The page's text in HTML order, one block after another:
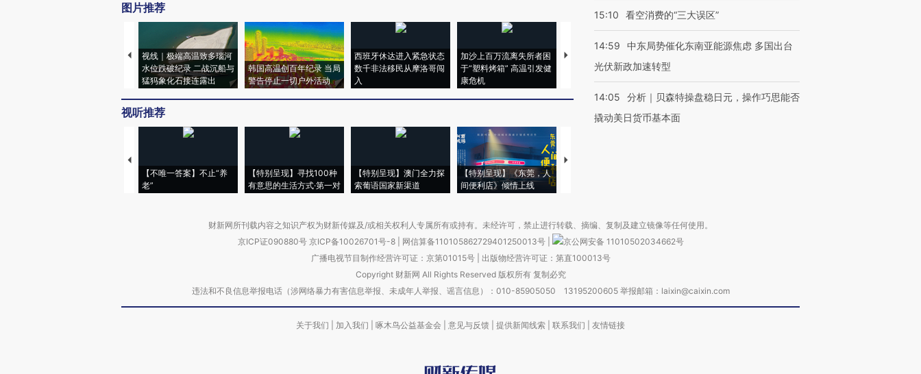
图片推荐
视线｜极端高温致多瑙河
水位跌破纪录 二战沉船与
猛犸象化石接连露出
韩国高温创百年纪录 当局
警告停止一切户外活动
西班牙休达进入紧急状态
数千非法移民从摩洛哥闯
入
加沙上百万流离失所者困
于“塑料烤箱” 高温引发健
康危机
视线｜HYROX的吸金
术：是什么让中产们甘
心“花钱找虐”？
毒品
育部长拱下台
视听推荐
【不唯一答案】不止“养
老”
【特别呈现】寻找100种
有意思的生活方式·第一对
【特别呈现】澳门全力探
索葡语国家新渠道
【特别呈现】《东莞，人
间便利店》倾情上线
【推广】走进第四届链博
15:10 看空消费的“三大误区”
14:59
中东局势催化东南亚能源焦虑 多国出台
光伏新政加速转型
14:05
分析｜贝森特操盘稳日元，操作巧思能否
撬动美日货币基本面
财新网所刊载内容之知识产权为财新传媒及/或相关权利人专属所有或持有。未经许可，禁止进行转载、摘编、复制及建立镜像等任何使用。
京ICP证090880号 京ICP备10026701号-8 网信算备110105862729401250013号
京公网安备 11010502034662号
广播电视节目制作经营许可证：京第01015号| 出版物经营许可证：第直100013号
Copyright 财新网 All Rights Reserved 版权所有 复制必究
违法和不良信息举报电话（涉网络暴力有害信息举报、未成年人举报、谣言信息）：010-85905050 13195200605 举报邮箱：laixin@caixin.com
关于我们 加入我们 啄木鸟公益基金会 意见与反馈 提供新闻线索 联系我们 友情链接